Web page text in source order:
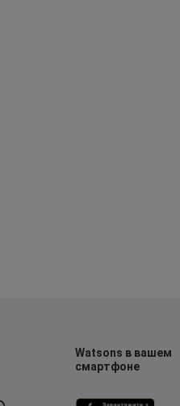
Watsons в вашем
смартфоне